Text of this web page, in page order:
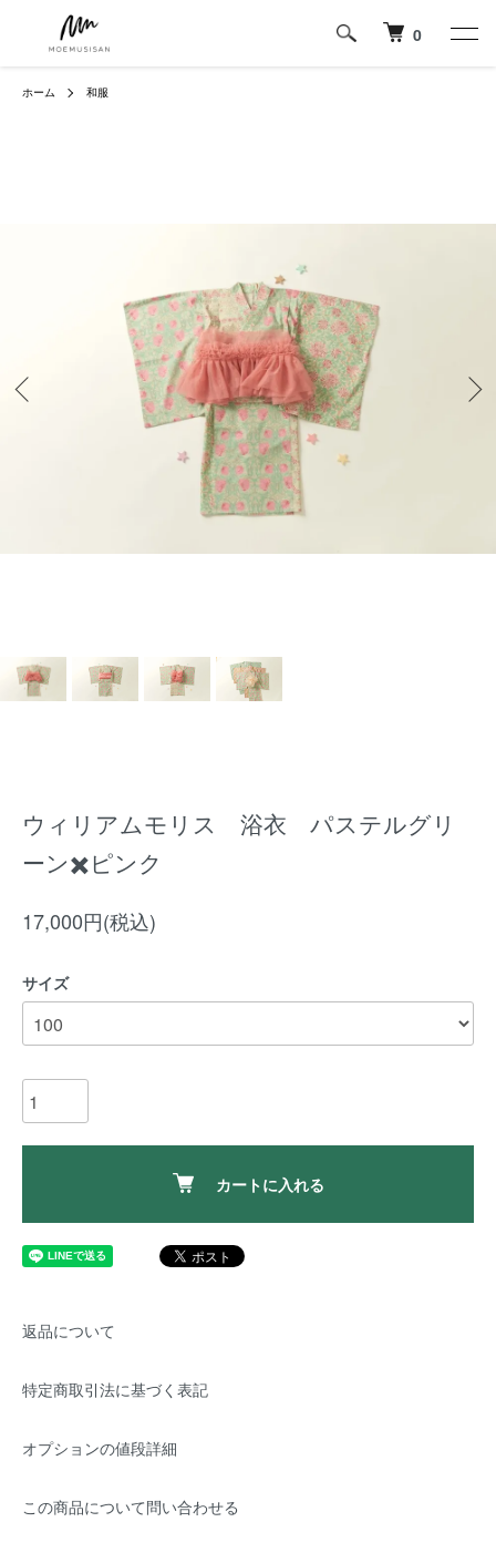
0
ホーム 和服
ウィリアムモリス 浴衣 パステルグリ
ーン✖️ピンク
17,000円(税込)
サイズ
カートに入れる
返品について
特定商取引法に基づく表記
オプションの値段詳細
この商品について問い合わせる